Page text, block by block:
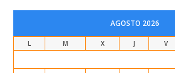
AGOSTO 2026
L M X J V